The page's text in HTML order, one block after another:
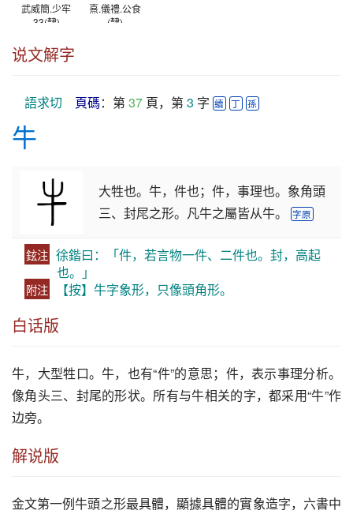
武威簡.少牢
33(隸)
熹.儀禮.公食
(隸)
说文解字
語求切 頁碼：第 37 頁，第 3 字 續 丁 孫
牛
大牲也。牛，件也；件，事理也。象角頭
三、封㞑之形。凡牛之屬皆从牛。
字原
鉉注 徐鍇曰：「件，若言物一件、二件也。封，高起
也。」
附注 【按】牛字象形，只像頭角形。
白话版
牛，大型牲口。牛，也有“件”的意思；件，表示事理分析。
像角头三、封尾的形状。所有与牛相关的字，都采用“牛”作
边旁。
解说版
金文第一例牛頭之形最具體，顯據具體的實象造字，六書中